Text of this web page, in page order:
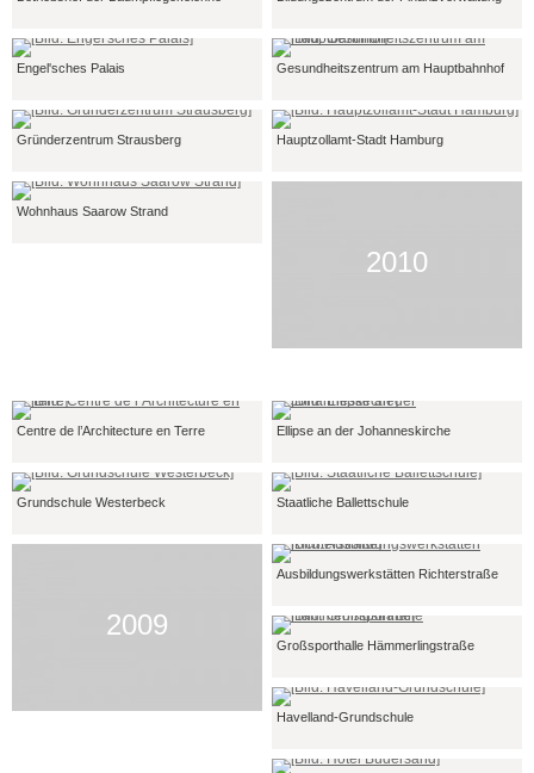
Engel'sches Palais Gesundheitszentrum am Hauptbahnhof
Gründerzentrum Strausberg Hauptzollamt-Stadt Hamburg
Wohnhaus Saarow Strand
2010
Centre de l’Architecture en Terre Ellipse an der Johanneskirche
Grundschule Westerbeck Staatliche Ballettschule
2009
Ausbildungswerkstätten Richterstraße
Großsporthalle Hämmerlingstraße
Havelland-Grundschule